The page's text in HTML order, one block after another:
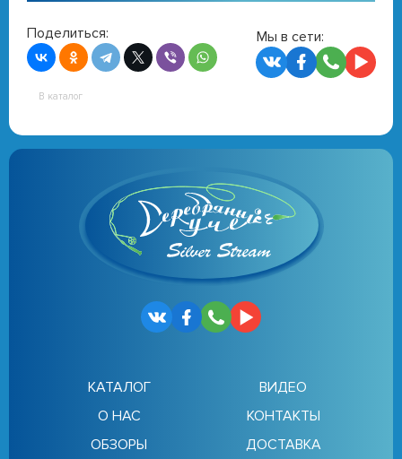
Поделиться: Мы в сети:
В каталог
КАТАЛОГ
О НАС
ОБЗОРЫ
ВИДЕО
КОНТАКТЫ
ДОСТАВКА